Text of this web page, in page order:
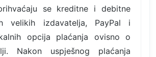
se kreditne i debitne
velikih izdavatelja, PayPal i
opcija plaćanja ovisno o
Nakon uspješnog plaćanja